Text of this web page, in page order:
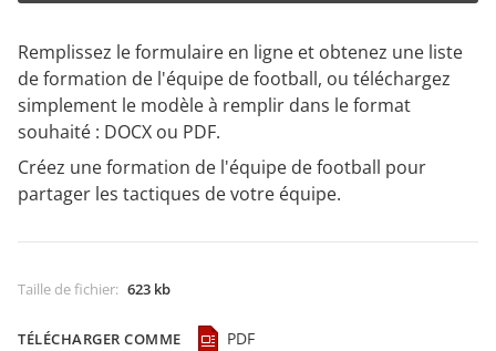
Remplissez le formulaire en ligne et obtenez une liste
de formation de l'équipe de football, ou téléchargez
simplement le modèle à remplir dans le format
souhaité : DOCX ou PDF.
Créez une formation de l'équipe de football pour
partager les tactiques de votre équipe.
Taille de fichier: 623 kb
TÉLÉCHARGER COMME PDF